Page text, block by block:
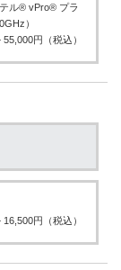
ル® vPro® プラ
）
55,000円（税込）
16,500円（税込）